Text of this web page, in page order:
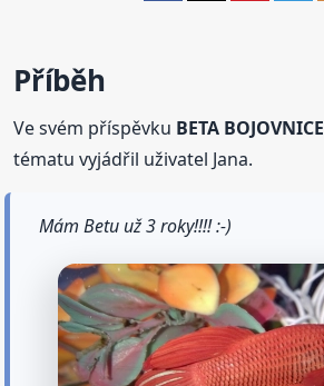
Příběh
Ve svém příspěvku BETA BOJOVNICE
tématu vyjádřil uživatel Jana.
Mám Betu už 3 roky!!!! :-)